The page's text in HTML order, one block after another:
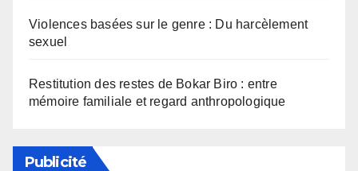
Violences basées sur le genre : Du harcèlement
sexuel
Restitution des restes de Bokar Biro : entre
mémoire familiale et regard anthropologique
Publicité